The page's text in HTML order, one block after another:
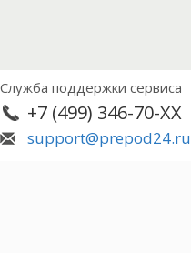
Служба поддержки сервиса
+7 (499) 346-70-XX
support@prepod24.ru